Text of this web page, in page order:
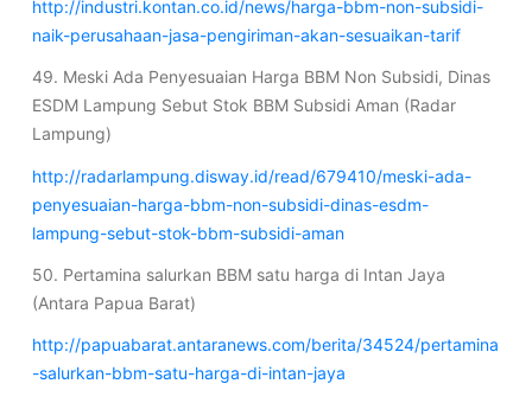
http://industri.kontan.co.id/news/harga-bbm-non-subsidi-
naik-perusahaan-jasa-pengiriman-akan-sesuaikan-tarif
49. Meski Ada Penyesuaian Harga BBM Non Subsidi, Dinas
ESDM Lampung Sebut Stok BBM Subsidi Aman (Radar
Lampung)
http://radarlampung.disway.id/read/679410/meski-ada-
penyesuaian-harga-bbm-non-subsidi-dinas-esdm-
lampung-sebut-stok-bbm-subsidi-aman
50. Pertamina salurkan BBM satu harga di Intan Jaya
(Antara Papua Barat)
http://papuabarat.antaranews.com/berita/34524/pertamina
-salurkan-bbm-satu-harga-di-intan-jaya